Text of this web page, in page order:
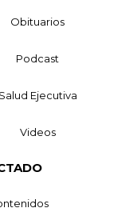
Obituarios
Podcast
Salud Ejecutiva
Videos